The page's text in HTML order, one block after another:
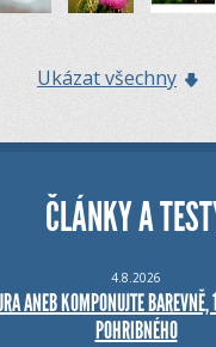
Ukázat všechny
ČLÁNKY A
4.8.2026
ANEB KOMPONUJTE
POHRIBNÉHO